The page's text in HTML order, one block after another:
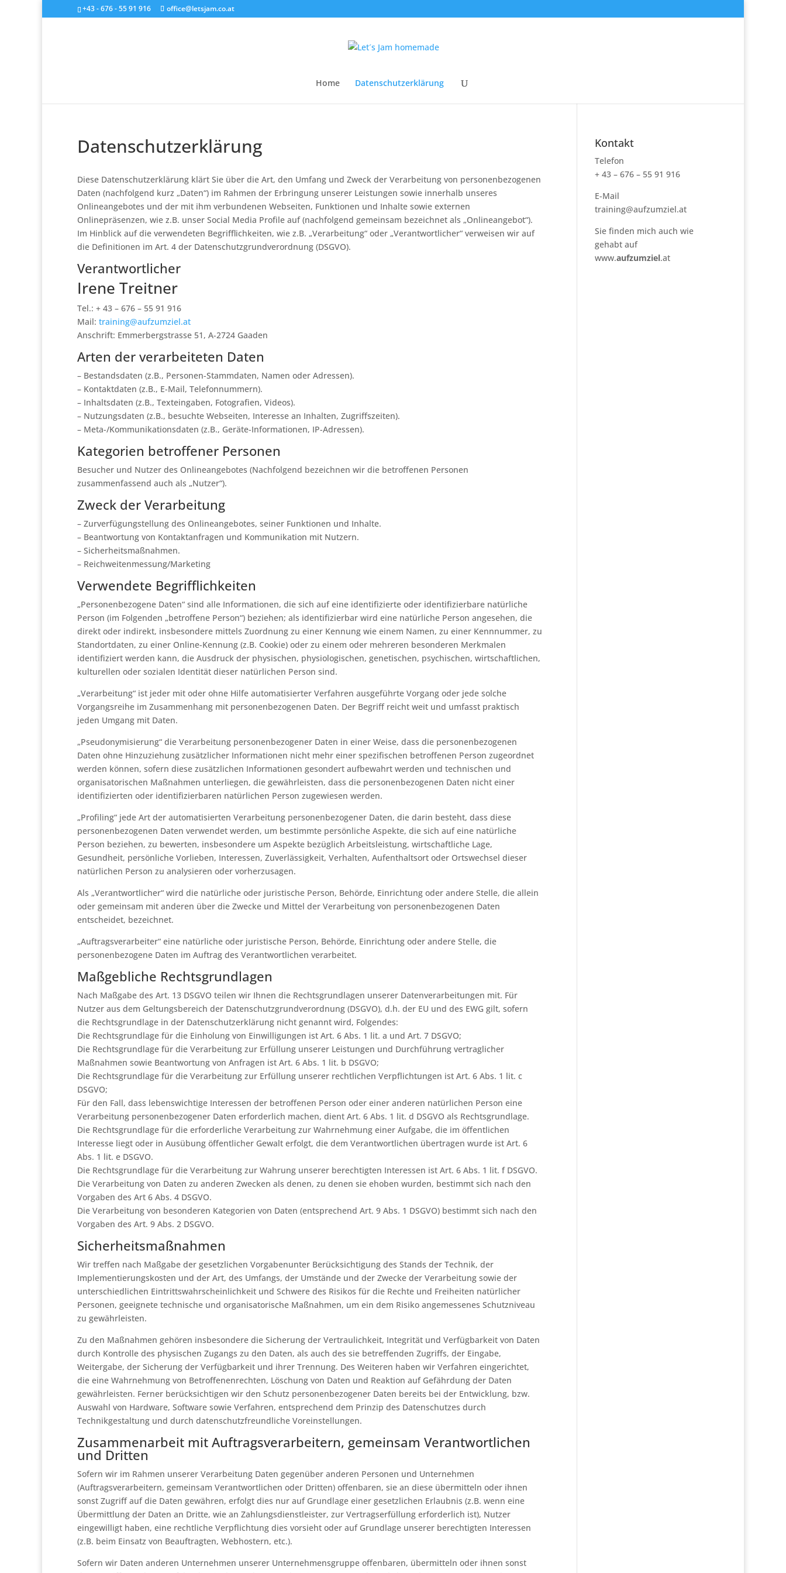
+43 - 676 - 55 91 916 office@letsjam.co.at
Home Datenschutzerklärung
Datenschutzerklärung
Diese Datenschutzerklärung klärt Sie über die Art, den Umfang und Zweck der Verarbeitung von personenbezogenen
Daten (nachfolgend kurz „Daten“) im Rahmen der Erbringung unserer Leistungen sowie innerhalb unseres
Onlineangebotes und der mit ihm verbundenen Webseiten, Funktionen und Inhalte sowie externen
Onlinepräsenzen, wie z.B. unser Social Media Profile auf (nachfolgend gemeinsam bezeichnet als „Onlineangebot“).
Im Hinblick auf die verwendeten Begrifflichkeiten, wie z.B. „Verarbeitung“ oder „Verantwortlicher“ verweisen wir auf
die Definitionen im Art. 4 der Datenschutzgrundverordnung (DSGVO).
Verantwortlicher
Irene Treitner
Tel.: + 43 – 676 – 55 91 916
Mail: training@aufzumziel.at
Anschrift: Emmerbergstrasse 51, A-2724 Gaaden
Arten der verarbeiteten Daten
– Bestandsdaten (z.B., Personen-Stammdaten, Namen oder Adressen).
– Kontaktdaten (z.B., E-Mail, Telefonnummern).
– Inhaltsdaten (z.B., Texteingaben, Fotografien, Videos).
– Nutzungsdaten (z.B., besuchte Webseiten, Interesse an Inhalten, Zugriffszeiten).
– Meta-/Kommunikationsdaten (z.B., Geräte-Informationen, IP-Adressen).
Kategorien betroffener Personen
Besucher und Nutzer des Onlineangebotes (Nachfolgend bezeichnen wir die betroffenen Personen
zusammenfassend auch als „Nutzer“).
Zweck der Verarbeitung
– Zurverfügungstellung des Onlineangebotes, seiner Funktionen und Inhalte.
– Beantwortung von Kontaktanfragen und Kommunikation mit Nutzern.
– Sicherheitsmaßnahmen.
– Reichweitenmessung/Marketing
Verwendete Begrifflichkeiten
„Personenbezogene Daten“ sind alle Informationen, die sich auf eine identifizierte oder identifizierbare natürliche
Person (im Folgenden „betroffene Person“) beziehen; als identifizierbar wird eine natürliche Person angesehen, die
direkt oder indirekt, insbesondere mittels Zuordnung zu einer Kennung wie einem Namen, zu einer Kennnummer, zu
Standortdaten, zu einer Online-Kennung (z.B. Cookie) oder zu einem oder mehreren besonderen Merkmalen
identifiziert werden kann, die Ausdruck der physischen, physiologischen, genetischen, psychischen, wirtschaftlichen,
kulturellen oder sozialen Identität dieser natürlichen Person sind.
„Verarbeitung“ ist jeder mit oder ohne Hilfe automatisierter Verfahren ausgeführte Vorgang oder jede solche
Vorgangsreihe im Zusammenhang mit personenbezogenen Daten. Der Begriff reicht weit und umfasst praktisch
jeden Umgang mit Daten.
„Pseudonymisierung“ die Verarbeitung personenbezogener Daten in einer Weise, dass die personenbezogenen
Daten ohne Hinzuziehung zusätzlicher Informationen nicht mehr einer spezifischen betroffenen Person zugeordnet
werden können, sofern diese zusätzlichen Informationen gesondert aufbewahrt werden und technischen und
organisatorischen Maßnahmen unterliegen, die gewährleisten, dass die personenbezogenen Daten nicht einer
identifizierten oder identifizierbaren natürlichen Person zugewiesen werden.
„Profiling“ jede Art der automatisierten Verarbeitung personenbezogener Daten, die darin besteht, dass diese
personenbezogenen Daten verwendet werden, um bestimmte persönliche Aspekte, die sich auf eine natürliche
Person beziehen, zu bewerten, insbesondere um Aspekte bezüglich Arbeitsleistung, wirtschaftliche Lage,
Gesundheit, persönliche Vorlieben, Interessen, Zuverlässigkeit, Verhalten, Aufenthaltsort oder Ortswechsel dieser
natürlichen Person zu analysieren oder vorherzusagen.
Als „Verantwortlicher“ wird die natürliche oder juristische Person, Behörde, Einrichtung oder andere Stelle, die allein
oder gemeinsam mit anderen über die Zwecke und Mittel der Verarbeitung von personenbezogenen Daten
entscheidet, bezeichnet.
„Auftragsverarbeiter“ eine natürliche oder juristische Person, Behörde, Einrichtung oder andere Stelle, die
personenbezogene Daten im Auftrag des Verantwortlichen verarbeitet.
Maßgebliche Rechtsgrundlagen
Nach Maßgabe des Art. 13 DSGVO teilen wir Ihnen die Rechtsgrundlagen unserer Datenverarbeitungen mit. Für
Nutzer aus dem Geltungsbereich der Datenschutzgrundverordnung (DSGVO), d.h. der EU und des EWG gilt, sofern
die Rechtsgrundlage in der Datenschutzerklärung nicht genannt wird, Folgendes:
Die Rechtsgrundlage für die Einholung von Einwilligungen ist Art. 6 Abs. 1 lit. a und Art. 7 DSGVO;
Die Rechtsgrundlage für die Verarbeitung zur Erfüllung unserer Leistungen und Durchführung vertraglicher
Maßnahmen sowie Beantwortung von Anfragen ist Art. 6 Abs. 1 lit. b DSGVO;
Die Rechtsgrundlage für die Verarbeitung zur Erfüllung unserer rechtlichen Verpflichtungen ist Art. 6 Abs. 1 lit. c
DSGVO;
Für den Fall, dass lebenswichtige Interessen der betroffenen Person oder einer anderen natürlichen Person eine
Verarbeitung personenbezogener Daten erforderlich machen, dient Art. 6 Abs. 1 lit. d DSGVO als Rechtsgrundlage.
Die Rechtsgrundlage für die erforderliche Verarbeitung zur Wahrnehmung einer Aufgabe, die im öffentlichen
Interesse liegt oder in Ausübung öffentlicher Gewalt erfolgt, die dem Verantwortlichen übertragen wurde ist Art. 6
Abs. 1 lit. e DSGVO.
Die Rechtsgrundlage für die Verarbeitung zur Wahrung unserer berechtigten Interessen ist Art. 6 Abs. 1 lit. f DSGVO.
Die Verarbeitung von Daten zu anderen Zwecken als denen, zu denen sie ehoben wurden, bestimmt sich nach den
Vorgaben des Art 6 Abs. 4 DSGVO.
Die Verarbeitung von besonderen Kategorien von Daten (entsprechend Art. 9 Abs. 1 DSGVO) bestimmt sich nach den
Vorgaben des Art. 9 Abs. 2 DSGVO.
Sicherheitsmaßnahmen
Wir treffen nach Maßgabe der gesetzlichen Vorgabenunter Berücksichtigung des Stands der Technik, der
Implementierungskosten und der Art, des Umfangs, der Umstände und der Zwecke der Verarbeitung sowie der
unterschiedlichen Eintrittswahrscheinlichkeit und Schwere des Risikos für die Rechte und Freiheiten natürlicher
Personen, geeignete technische und organisatorische Maßnahmen, um ein dem Risiko angemessenes Schutzniveau
zu gewährleisten.
Zu den Maßnahmen gehören insbesondere die Sicherung der Vertraulichkeit, Integrität und Verfügbarkeit von Daten
durch Kontrolle des physischen Zugangs zu den Daten, als auch des sie betreffenden Zugriffs, der Eingabe,
Weitergabe, der Sicherung der Verfügbarkeit und ihrer Trennung. Des Weiteren haben wir Verfahren eingerichtet,
die eine Wahrnehmung von Betroffenenrechten, Löschung von Daten und Reaktion auf Gefährdung der Daten
gewährleisten. Ferner berücksichtigen wir den Schutz personenbezogener Daten bereits bei der Entwicklung, bzw.
Auswahl von Hardware, Software sowie Verfahren, entsprechend dem Prinzip des Datenschutzes durch
Technikgestaltung und durch datenschutzfreundliche Voreinstellungen.
Zusammenarbeit mit Auftragsverarbeitern, gemeinsam Verantwortlichen
und Dritten
Sofern wir im Rahmen unserer Verarbeitung Daten gegenüber anderen Personen und Unternehmen
(Auftragsverarbeitern, gemeinsam Verantwortlichen oder Dritten) offenbaren, sie an diese übermitteln oder ihnen
sonst Zugriff auf die Daten gewähren, erfolgt dies nur auf Grundlage einer gesetzlichen Erlaubnis (z.B. wenn eine
Übermittlung der Daten an Dritte, wie an Zahlungsdienstleister, zur Vertragserfüllung erforderlich ist), Nutzer
eingewilligt haben, eine rechtliche Verpflichtung dies vorsieht oder auf Grundlage unserer berechtigten Interessen
(z.B. beim Einsatz von Beauftragten, Webhostern, etc.).
Sofern wir Daten anderen Unternehmen unserer Unternehmensgruppe offenbaren, übermitteln oder ihnen sonst
Kontakt
Telefon
+ 43 – 676 – 55 91 916
E-Mail
training@aufzumziel.at
Sie finden mich auch wie
gehabt auf
www.aufzumziel.at